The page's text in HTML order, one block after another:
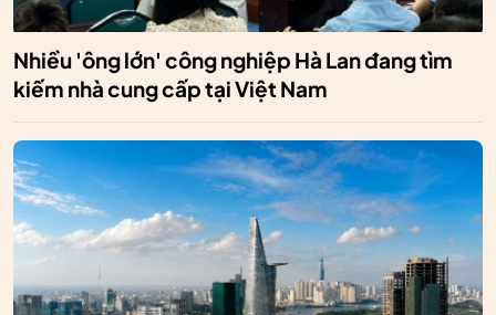
Nhiều 'ông lớn' công nghiệp Hà Lan đang tìm
kiếm nhà cung cấp tại Việt Nam